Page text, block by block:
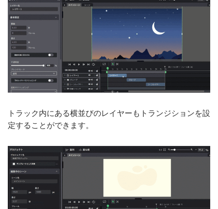
トラック内にある横並びのレイヤーもトランジションを設
定することができます。